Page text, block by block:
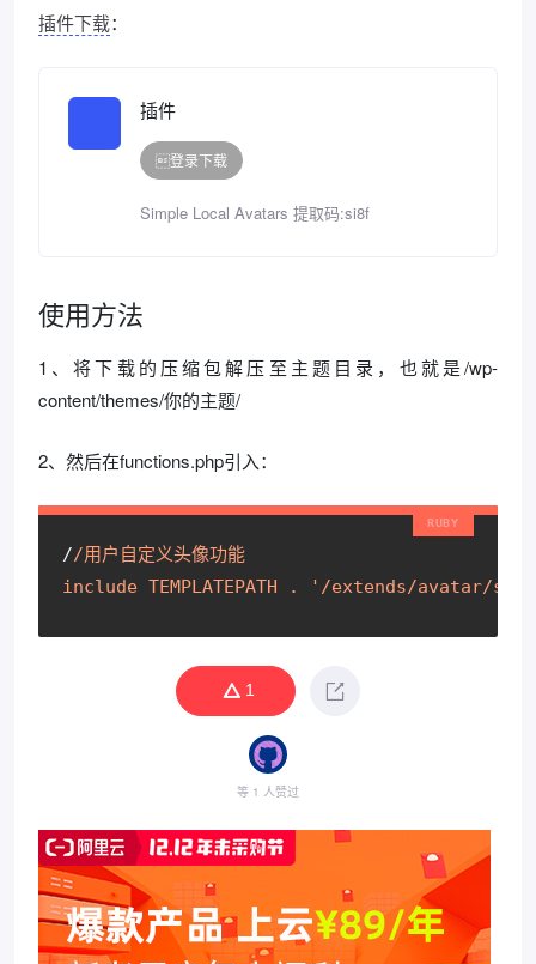
插件下载：
插件
登录下载
Simple Local Avatars 提取码:si8f
使用方法
1、将下载的压缩包解压至主题目录，也就是/wp-
content/themes/你的主题/
2、然后在functions.php引入：
//用户自定义头像功能
include TEMPLATEPATH . '/extends/avatar/
1
等 1 人赞过